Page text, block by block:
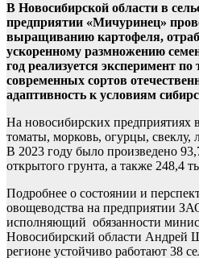
В Новосибирской области в
предприятии «Мичуринец»
выращиванию картофеля,
ускоренному размножению
год реализуется эксперимент
современных сортов
адаптивность к условиям
На новосибирских предприятиях
томаты, морковь, огурцы, свеклу,
В 2023 году было произведено
открытого грунта, а также 248,4
Подробнее о состоянии и
овощеводства на предприятии
исполняющий обязанности
Новосибирский области Андрей
регионе устойчиво работают 38